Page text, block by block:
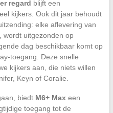
regard blijft een
kijkers. Ook dit jaar behoudt
elke aflevering van
wordt uitgezonden op
dag beschikbaar komt op
toegang. Deze snelle
kijkers aan, die niets willen
Keyn of Coralie.
biedt M6+ Maxeen
toegang tot de